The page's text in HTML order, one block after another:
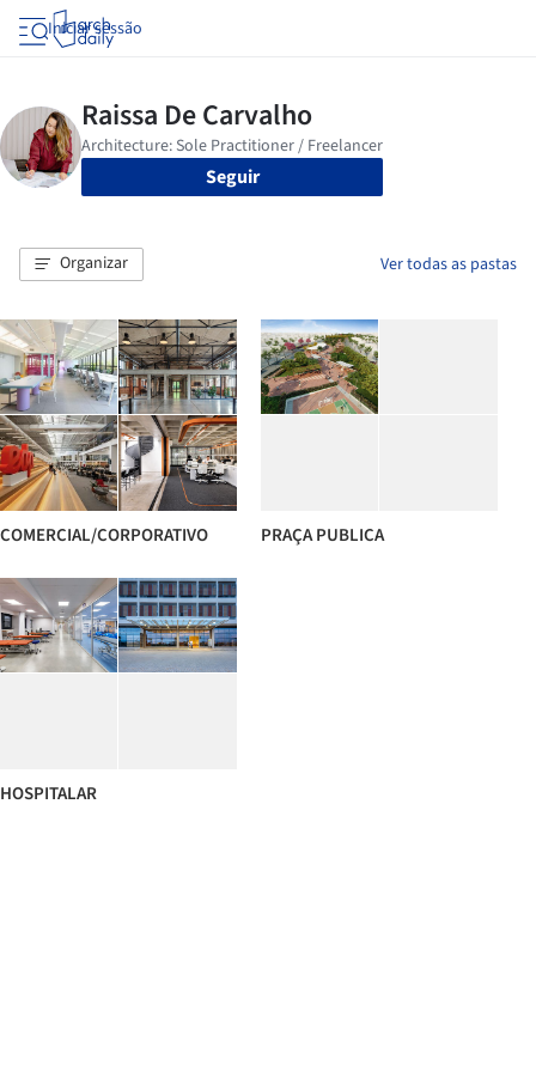
Iniciar sessão
Seguir
Organizar Ver todas as pastas
COMERCIAL/CORPORATIVO PRAÇA PUBLICA
HOSPITALAR